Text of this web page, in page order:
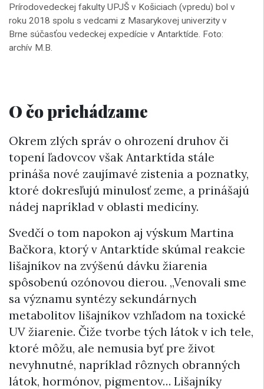
Prírodovedeckej fakulty UPJŠ v Košiciach (vpredu) bol v
roku 2018 spolu s vedcami z Masarykovej univerzity v
Brne súčasťou vedeckej expedície v Antarktíde. Foto:
archív M.B.
O čo prichádzame
Okrem zlých správ o ohrození druhov či
topení ľadovcov však Antarktída stále
prináša nové zaujímavé zistenia a poznatky,
ktoré dokresľujú minulosť zeme, a prinášajú
nádej napríklad v oblasti medicíny.
Svedčí o tom napokon aj výskum Martina
Bačkora, ktorý v Antarktíde skúmal reakcie
lišajníkov na zvýšenú dávku žiarenia
spôsobenú ozónovou dierou. „Venovali sme
sa významu syntézy sekundárnych
metabolitov lišajníkov vzhľadom na toxické
UV žiarenie. Čiže tvorbe tých látok v ich tele,
ktoré môžu, ale nemusia byť pre život
nevyhnutné, napríklad rôznych obranných
látok, hormónov, pigmentov… Lišajníky